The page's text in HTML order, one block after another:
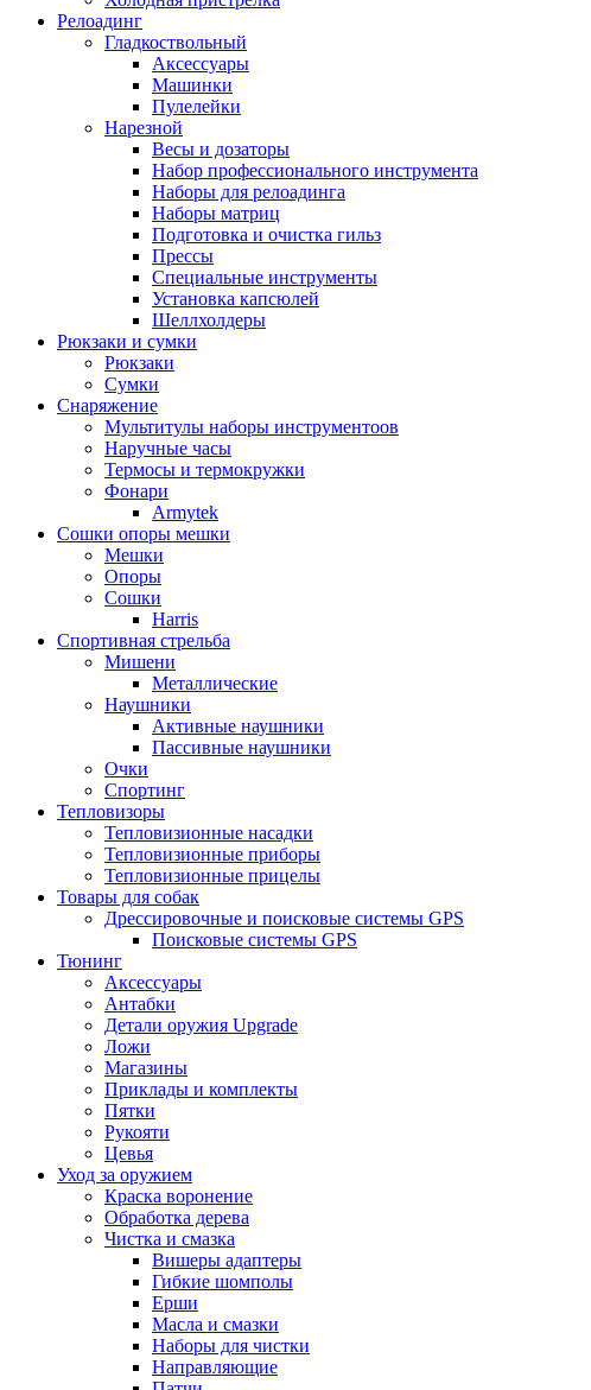
Релоадинг
Гладкоствольный
Аксессуары
Машинки
Пулелейки
Нарезной
Весы и дозаторы
Набор профессионального инструмента
Наборы для релоадинга
Наборы матриц
Подготовка и очистка гильз
Прессы
Специальные инструменты
Установка капсюлей
Шеллхолдеры
Рюкзаки и сумки
Рюкзаки
Сумки
Снаряжение
Мультитулы наборы инструментоов
Наручные часы
Термосы и термокружки
Фонари
Armytek
Сошки опоры мешки
Мешки
Опоры
Сошки
Harris
Спортивная стрельба
Мишени
Металлические
Наушники
Активные наушники
Пассивные наушники
Очки
Спортинг
Тепловизоры
Тепловизионные насадки
Тепловизионные приборы
Тепловизионные прицелы
Товары для собак
Дрессировочные и поисковые системы GPS
Поисковые системы GPS
Тюнинг
Аксессуары
Антабки
Детали оружия Upgrade
Ложи
Магазины
Приклады и комплекты
Пятки
Рукояти
Цевья
Уход за оружием
Краска воронение
Обработка дерева
Чистка и смазка
Вишеры адаптеры
Гибкие шомполы
Ерши
Масла и смазки
Наборы для чистки
Направляющие